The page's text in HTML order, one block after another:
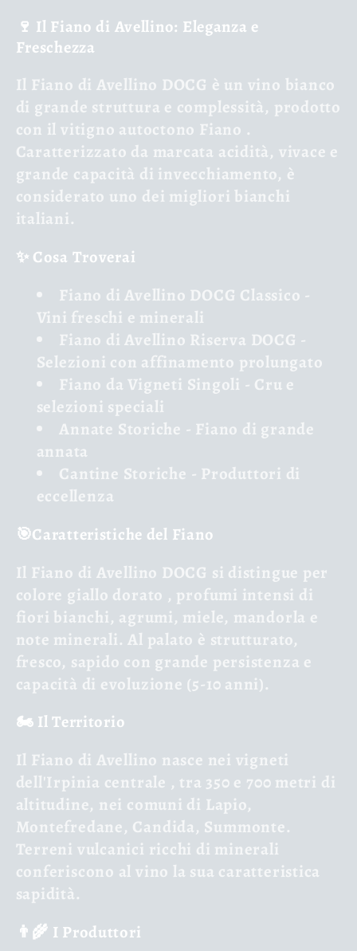
🍷 Il Fiano di Avellino: Eleganza e
Freschezza
Il Fiano di Avellino DOCG è un vino bianco
di grande struttura e complessità, prodotto
con il vitigno autoctono Fiano .
Caratterizzato da marcata acidità, vivace e
grande capacità di invecchiamento, è
considerato uno dei migliori bianchi
italiani.
✨ Cosa Troverai
Fiano di Avellino DOCG Classico -
Vini freschi e minerali
Fiano di Avellino Riserva DOCG -
Selezioni con affinamento prolungato
Fiano da Vigneti Singoli - Cru e
selezioni speciali
Annate Storiche - Fiano di grande
annata
Cantine Storiche - Produttori di
eccellenza
🎯Caratteristiche del Fiano
Il Fiano di Avellino DOCG si distingue per
colore giallo dorato , profumi intensi di
fiori bianchi, agrumi, miele, mandorla e
note minerali. Al palato è strutturato,
fresco, sapido con grande persistenza e
capacità di evoluzione (5-10 anni).
🏍️ Il Territorio
Il Fiano di Avellino nasce nei vigneti
dell'Irpinia centrale , tra 350 e 700 metri di
altitudine, nei comuni di Lapio,
Montefredane, Candida, Summonte.
Terreni vulcanici ricchi di minerali
conferiscono al vino la sua caratteristica
sapidità.
👨🌾 I Produttori